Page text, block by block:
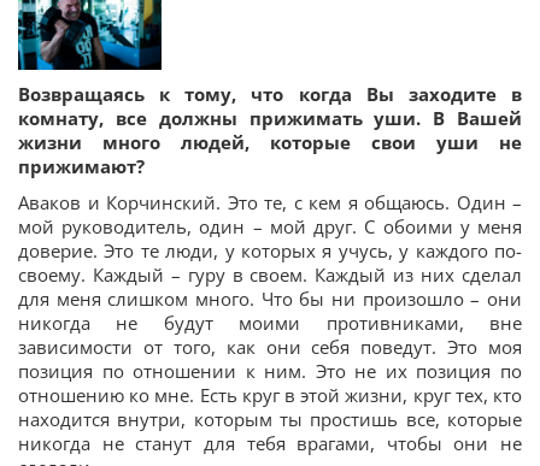
Возвращаясь к тому, что когда Вы заходите в
комнату, все должны прижимать уши. В Вашей
жизни много людей, которые свои уши не
прижимают?
Аваков и Корчинский. Это те, с кем я общаюсь. Один –
мой руководитель, один – мой друг. С обоими у меня
доверие. Это те люди, у которых я учусь, у каждого по-
своему. Каждый – гуру в своем. Каждый из них сделал
для меня слишком много. Что бы ни произошло – они
никогда не будут моими противниками, вне
зависимости от того, как они себя поведут. Это моя
позиция по отношении к ним. Это не их позиция по
отношению ко мне. Есть круг в этой жизни, круг тех, кто
находится внутри, которым ты простишь все, которые
никогда не станут для тебя врагами, чтобы они не